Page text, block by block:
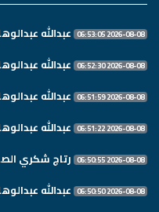
2026-08-08 06:53:05 عبدالله
2026-08-08 06:52:30 عبدالله
2026-08-08 06:51:59 عبدالله
2026-08-08 06:51:22 عبدالله
2026-08-08 06:50:55 رتاج شكري
2026-08-08 06:50:50 عبدالله